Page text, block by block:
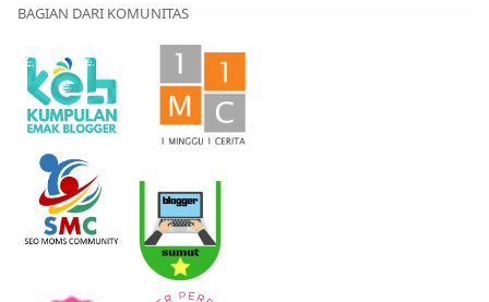
BAGIAN DARI KOMUNITAS